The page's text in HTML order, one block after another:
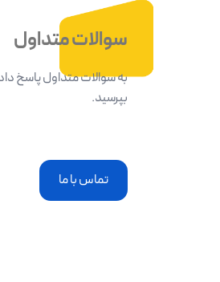
سوالات متداول
به سوالات متداول پاسخ
بپرسید.
تماس با ما